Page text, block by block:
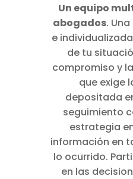
Un equipo
abogados.
e
de tu
compromiso y
que exige
depositada
seguimiento
estrategia
información en
lo ocurrido.
en las